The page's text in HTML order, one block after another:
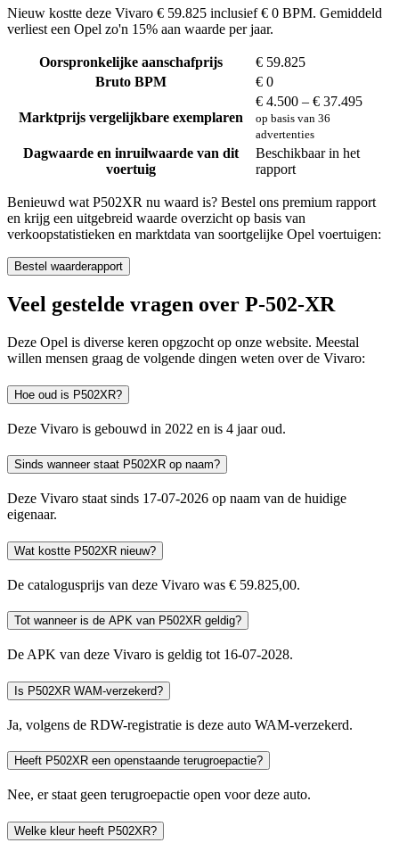
Nieuw kostte deze Vivaro € 59.825 inclusief € 0 BPM. Gemiddeld
verliest een Opel zo'n 15% aan waarde per jaar.
Oorspronkelijke aanschafprijs
€ 59.825
Bruto BPM
€ 0
Marktprijs vergelijkbare exemplaren
€ 4.500 – € 37.495
op basis van 36
advertenties
Dagwaarde en inruilwaarde van dit
voertuig
Beschikbaar in het
rapport
Benieuwd wat P502XR nu waard is? Bestel ons premium rapport
en krijg een uitgebreid waarde overzicht op basis van
verkoopstatistieken en marktdata van soortgelijke Opel voertuigen:
Bestel waarderapport
Veel gestelde vragen over P-502-XR
Deze Opel is diverse keren opgzocht op onze website. Meestal
willen mensen graag de volgende dingen weten over de Vivaro:
Hoe oud is P502XR?
Deze Vivaro is gebouwd in 2022 en is 4 jaar oud.
Sinds wanneer staat P502XR op naam?
Deze Vivaro staat sinds 17-07-2026 op naam van de huidige
eigenaar.
Wat kostte P502XR nieuw?
De catalogusprijs van deze Vivaro was € 59.825,00.
Tot wanneer is de APK van P502XR geldig?
De APK van deze Vivaro is geldig tot 16-07-2028.
Is P502XR WAM-verzekerd?
Ja, volgens de RDW-registratie is deze auto WAM-verzekerd.
Heeft P502XR een openstaande terugroepactie?
Nee, er staat geen terugroepactie open voor deze auto.
Welke kleur heeft P502XR?